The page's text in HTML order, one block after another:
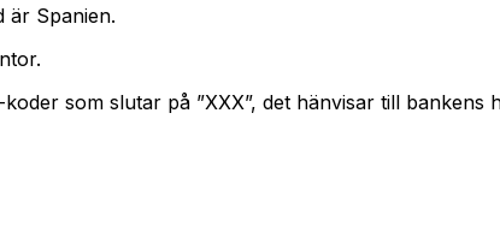
är Spanien.
som slutar på ”XXX”, det hänvisar till bankens